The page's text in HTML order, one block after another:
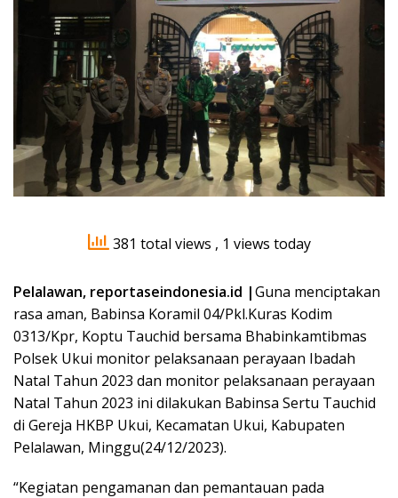
381 total views , 1 views today
Pelalawan, reportaseindonesia.id |Guna menciptakan
rasa aman, Babinsa Koramil 04/Pkl.Kuras Kodim
0313/Kpr, Koptu Tauchid bersama Bhabinkamtibmas
Polsek Ukui monitor pelaksanaan perayaan Ibadah
Natal Tahun 2023 dan monitor pelaksanaan perayaan
Natal Tahun 2023 ini dilakukan Babinsa Sertu Tauchid
di Gereja HKBP Ukui, Kecamatan Ukui, Kabupaten
Pelalawan, Minggu(24/12/2023).
“Kegiatan pengamanan dan pemantauan pada